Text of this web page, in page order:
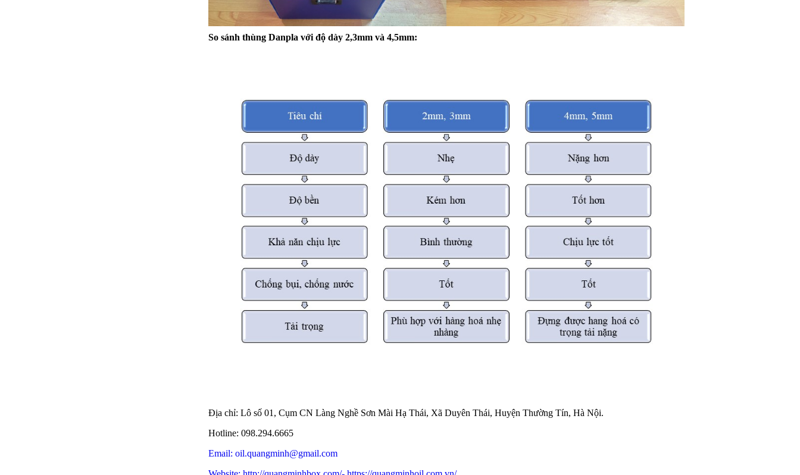
So sánh thùng Danpla với độ dày 2,3mm và 4,5mm:
Địa chỉ: Lô số 01, Cụm CN Làng Nghề Sơn Mài Hạ Thái, Xã Duyên Thái, Huyện Thường Tín, Hà Nội.
Hotline: 098.294.6665
Email: oil.quangminh@gmail.com